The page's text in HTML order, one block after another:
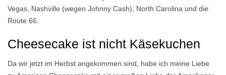
Vegas, Nashville (wegen Johnny Cash), North Carolina und die
Route 66.
Cheesecake ist nicht Käsekuchen
Da wir jetzt im Herbst angekommen sind, habe ich meine Liebe